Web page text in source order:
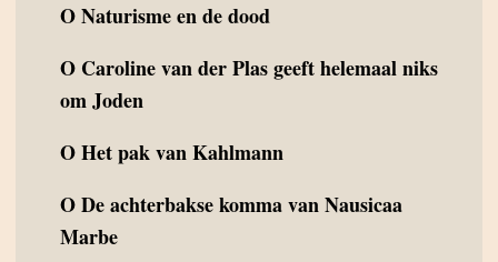
ONaturisme en de dood
O Caroline van der Plas geeft helemaal niks
om Joden
OHet pak van Kahlmann
ODe achterbakse komma van Nausicaa
Marbe